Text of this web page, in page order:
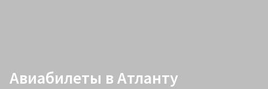
Авиабилеты в Атланту